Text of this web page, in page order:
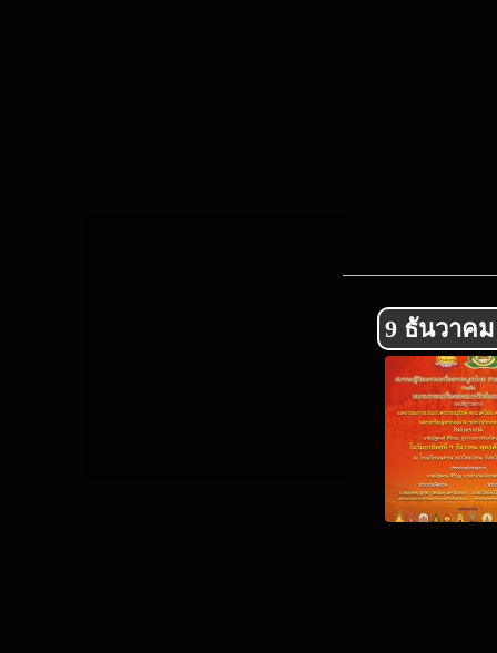
9 ธันวาคม